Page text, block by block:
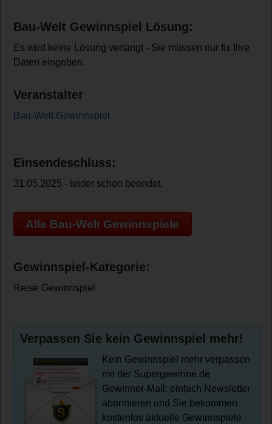
Bau-Welt Gewinnspiel Lösung:
Es wird keine Lösung verlangt - Sie müssen nur fix Ihre
Daten eingeben.
Veranstalter
Bau-Welt Gewinnspiel
Einsendeschluss:
31.05.2025 - leider schon beendet.
Alle Bau-Welt Gewinnspiele
Gewinnspiel-Kategorie:
Reise Gewinnspiel
Verpassen Sie kein Gewinnspiel mehr!
Kein Gewinnspiel mehr verpassen
mit der Supergewinne.de
Gewinner-Mail: einfach Newsletter
abonnieren und Sie bekommen
kostenlos aktuelle Gewinnspiele